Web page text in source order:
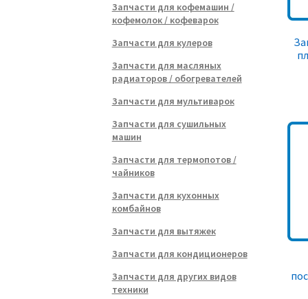
Запчасти для кофемашин /
кофемолок / кофеварок
Запчасти для кулеров
Запчасти для масляных
радиаторов / обогревателей
Запчасти для мультиварок
Запчасти для сушильных
машин
Запчасти для термопотов /
чайников
Запчасти для кухонных
комбайнов
Запчасти для вытяжек
Запчасти для кондиционеров
Запчасти для других видов
техники